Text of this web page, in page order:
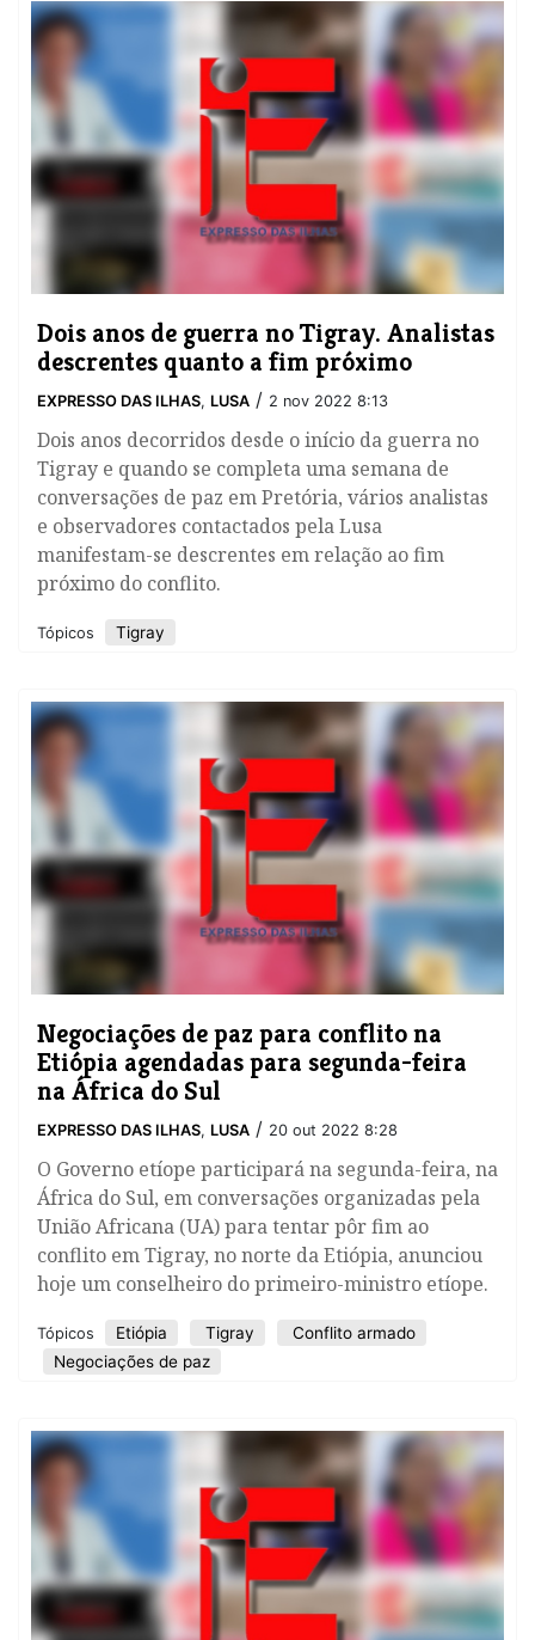
Dois anos de guerra no Tigray. Analistas
descrentes quanto a fim próximo
EXPRESSO DAS ILHAS, LUSA / 2 nov 2022 8:13
Dois anos decorridos desde o início da guerra no
Tigray e quando se completa uma semana de
conversações de paz em Pretória, vários analistas
e observadores contactados pela Lusa
manifestam-se descrentes em relação ao fim
próximo do conflito.
Tópicos Tigray
Negociações de paz para conflito na
Etiópia agendadas para segunda-feira
na África do Sul
EXPRESSO DAS ILHAS, LUSA / 20 out 2022 8:28
O Governo etíope participará na segunda-feira, na
África do Sul, em conversações organizadas pela
União Africana (UA) para tentar pôr fim ao
conflito em Tigray, no norte da Etiópia, anunciou
hoje um conselheiro do primeiro-ministro etíope.
Tópicos Etiópia Tigray
Conflito armado
Negociações de paz